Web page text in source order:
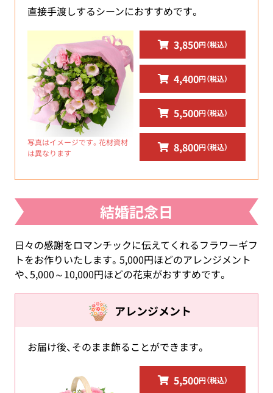
直接手渡しするシーンにおすすめです。
写真はイメージです。花材資材
は異なります
3,850円（税込）
4,400円（税込）
5,500円（税込）
8,800円（税込）
結婚記念日
日々の感謝をロマンチックに伝えてくれるフラワーギフ
トをお作りいたします。5,000円ほどのアレンジメント
や、5,000～10,000円ほどの花束がおすすめです。
アレンジメント
お届け後、そのまま飾ることができます。
5,500円（税込）